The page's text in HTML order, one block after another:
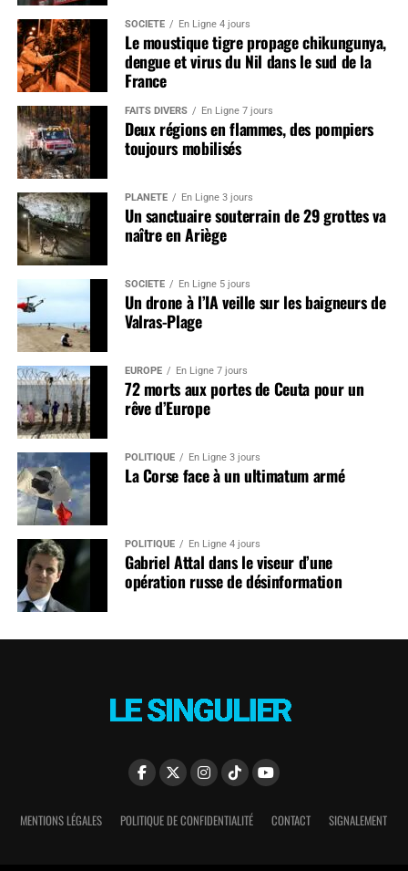
SOCIÉTÉ En Ligne 4 jours
Le moustique tigre propage chikungunya,
dengue et virus du Nil dans le sud de la
France
FAITS DIVERS En Ligne 7 jours
Deux régions en flammes, des pompiers
toujours mobilisés
PLANÈTE En Ligne 3 jours
Un sanctuaire souterrain de 29 grottes va
naître en Ariège
SOCIÉTÉ En Ligne 5 jours
Un drone à l’IA veille sur les baigneurs de
Valras-Plage
EUROPE En Ligne 7 jours
72 morts aux portes de Ceuta pour un
rêve d’Europe
POLITIQUE En Ligne 3 jours
La Corse face à un ultimatum armé
POLITIQUE En Ligne 4 jours
Gabriel Attal dans le viseur d’une
opération russe de désinformation
MENTIONS LÉGALES POLITIQUE DE CONFIDENTIALITÉ CONTACT SIGNALEMENT